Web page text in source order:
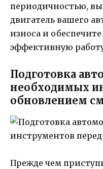
периодичностью,
двигатель вашего
износа и
эффективную
Подготовка
необходимых
обновлением
Прежде чем